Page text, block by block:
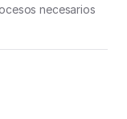
necesarios